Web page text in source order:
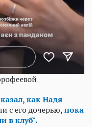
как Надя
с его дочерью,пока
в клуб".